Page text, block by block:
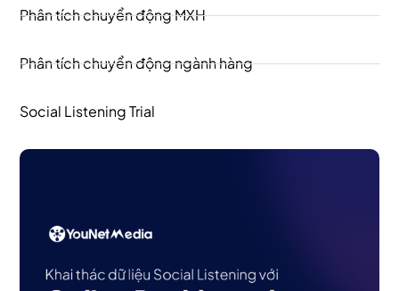
Phân tích chuyển động MXH
Phân tích chuyển động ngành hàng
Social Listening Trial